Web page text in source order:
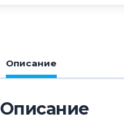
Описание
Описание